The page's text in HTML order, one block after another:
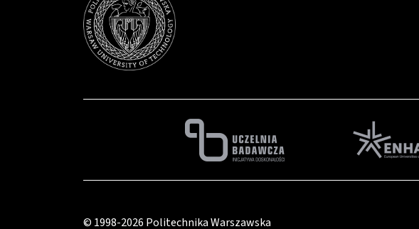
© 1998-2026 Politechnika Warszawska